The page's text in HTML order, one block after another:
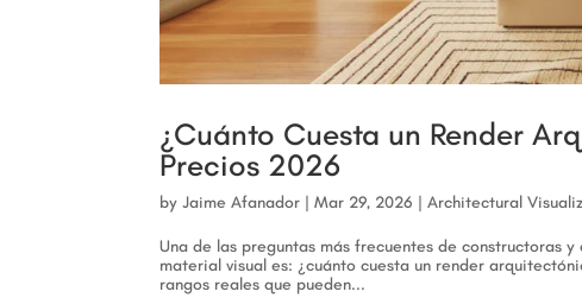
¿Cuánto Cuesta un Render
Precios 2026
byJaime Afanador |Mar 29, 2026 |Architectural
Una de las preguntas más frecuentes de constructoras
material visual es: ¿cuánto cuesta un render
rangos reales que pueden...